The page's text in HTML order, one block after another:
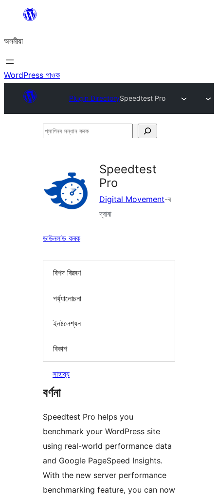
বিষয়বস্তুলৈ
যাওক
অসমীয়া
WordPress পাওক
Plugin DirectorySpeedtest Pro
প্লাগিনৰ
Speedtest
Pro
Digital Movement-ৰ
দ্বাৰা
ডাউনল’ড কৰক
বিশদ বিৱৰণ
পৰ্য্যালোচনা
ইনষ্টলেশ্যন
বিকাশ
সাহায্য
বৰ্ণনা
Speedtest Pro helps you
benchmark your WordPress site
using real-world performance data
and Google PageSpeed Insights.
With the new server performance
benchmarking feature, you can now